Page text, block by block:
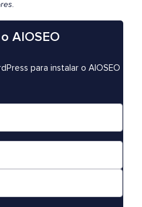
AIOSEO
para instalar o AIOSEO